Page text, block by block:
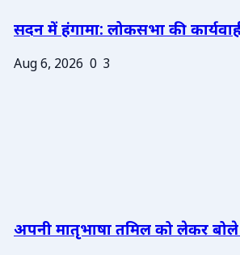
सदन में हंगामा: लोकसभा की
Aug 6, 2026 0 3
अपनी मातृभाषा तमिल को लेकर बोले